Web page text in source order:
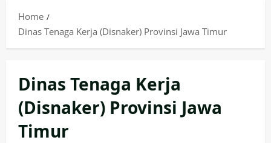
Home
Dinas Tenaga Kerja (Disnaker) Provinsi Jawa Timur
Dinas Tenaga Kerja
(Disnaker) Provinsi Jawa
Timur